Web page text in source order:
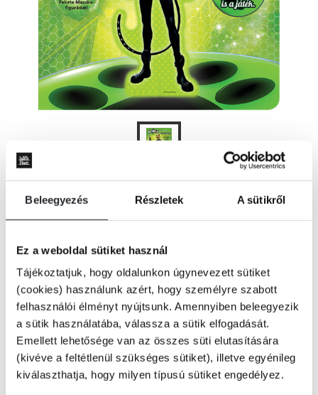
Beleegyezés Részletek A sütikről
Ez a weboldal sütiket használ
Tájékoztatjuk, hogy oldalunkon úgynevezett sütiket
(cookies) használunk azért, hogy személyre szabott
felhasználói élményt nyújtsunk. Amennyiben beleegyezik
a sütik használatába, válassza a sütik elfogadását.
Emellett lehetősége van az összes süti elutasítására
(kivéve a feltétlenül szükséges sütiket), illetve egyénileg
kiválaszthatja, hogy milyen típusú sütiket engedélyez.
KOSÁRBA
Olvass és játssz együtt kedvenc Miraculous-szereplőddel!
Vedd ki a figurát, és kezdődhet is a játék. Illeszd össze a talpacskával,
és alkosd meg a saját Fekete Macska-figurádat!
Kezdődjék a kaland!